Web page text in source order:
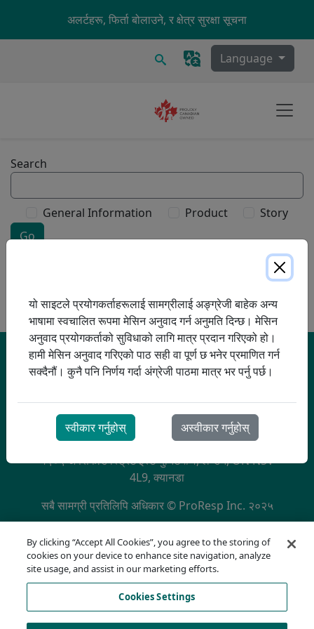
Skip to main content
अलर्टहरू, फिर्ता बोलाउने, र क्षेत्र सुरक्षा सूचना
खोज्नुहोस् Language
Search
General Information Product
Story
Go
प्रोरेस्प कर्पोरेट कार्यालय
१९०९ अक्सफोर्ड स्ट्रिट इस्ट युनिट #१, लन्डन, ON N5V
4L9, क्यानडा
सबै सामग्री प्रतिलिपि अधिकार © ProResp Inc. २०२५
SECONDARY MENU
गोपनीयता नीति
अनुपालन हटलाइन
प्रयोगका सर्तहरू
AODA
यो साइटले प्रयोगकर्ताहरूलाई सामग्रीलाई अङ्ग्रेजी बाहेक अन्य
भाषामा स्वचालित रूपमा मेसिन अनुवाद गर्न अनुमति दिन्छ। मेसिन
अनुवाद प्रयोगकर्ताको सुविधाको लागि मात्र प्रदान गरिएको हो।
हामी मेसिन अनुवाद गरिएको पाठ सही वा पूर्ण छ भनेर प्रमाणित गर्न
सक्दैनौं। कुनै पनि निर्णय गर्दा अंग्रेजी पाठमा मात्र भर पर्नु पर्छ।
स्वीकार गर्नुहोस् अस्वीकार गर्नुहोस्
By clicking “Accept All Cookies”, you agree to the storing of
cookies on your device to enhance site navigation, analyze
site usage, and assist in our marketing efforts.
Cookies Settings